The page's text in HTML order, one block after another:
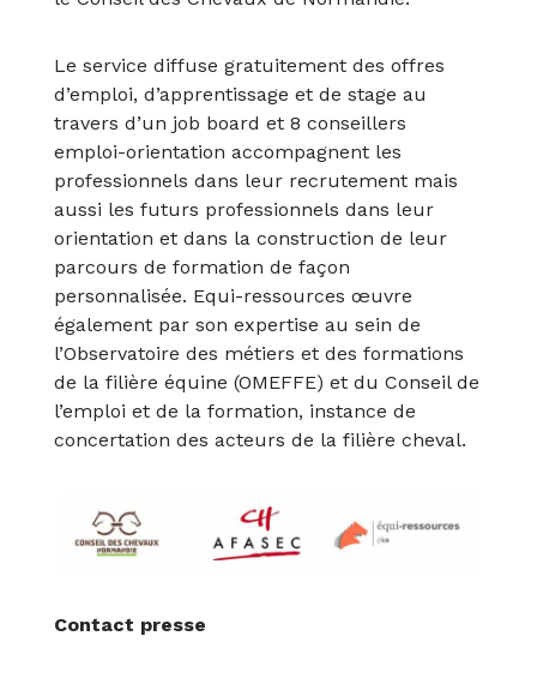
Le service diffuse gratuitement des offres
d’emploi, d’apprentissage et de stage au
travers d’un job board et 8 conseillers
emploi-orientation accompagnent les
professionnels dans leur recrutement mais
aussi les futurs professionnels dans leur
orientation et dans la construction de leur
parcours de formation de façon
personnalisée. Equi-ressources œuvre
également par son expertise au sein de
l’Observatoire des métiers et des formations
de la filière équine (OMEFFE) et du Conseil de
l’emploi et de la formation, instance de
concertation des acteurs de la filière cheval.
Contact presse